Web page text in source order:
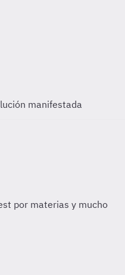
manifestada